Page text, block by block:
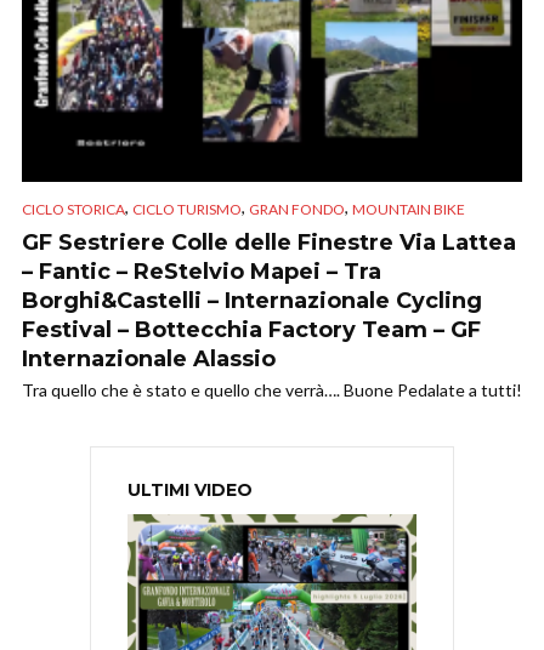
CICLO STORICA, CICLO TURISMO, GRAN FONDO, MOUNTAIN BIKE
GF Sestriere Colle delle Finestre Via Lattea
– Fantic – ReStelvio Mapei – Tra
Borghi&Castelli – Internazionale Cycling
Festival – Bottecchia Factory Team – GF
Internazionale Alassio
Tra quello che è stato e quello che verrà…. Buone Pedalate a tutti!
ULTIMI VIDEO